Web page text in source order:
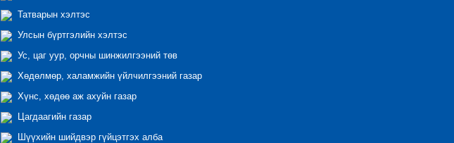
Татварын хэлтэс
Улсын бүртгэлийн хэлтэс
Ус, цаг уур, орчны шинжилгээний төв
Хөдөлмөр, халамжийн үйлчилгээний газар
Хүнс, хөдөө аж ахуйн газар
Цагдаагийн газар
Шүүхийн шийдвэр гүйцэтгэх алба